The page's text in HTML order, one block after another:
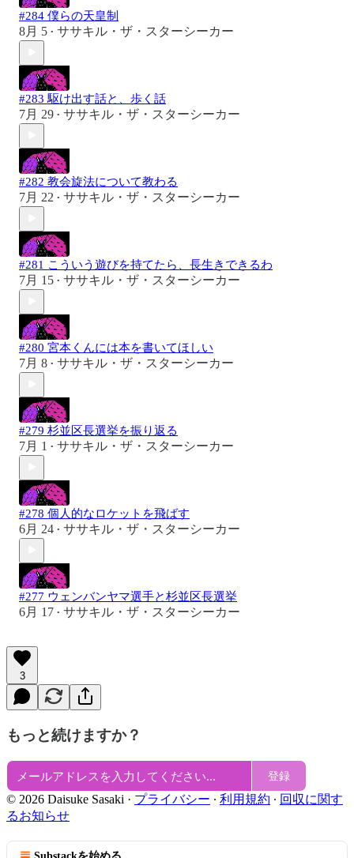
#284 僕らの天皇制
8月 5 • ササキル・ザ・スターシーカー
#283 駆け出す話と、歩く話
7月 29 • ササキル・ザ・スターシーカー
#282 教会旋法について教わる
7月 22 • ササキル・ザ・スターシーカー
#281 こういう遊びを持てたら、長生きできるわ
7月 15 • ササキル・ザ・スターシーカー
#280 宮本くんには本を書いてほしい
7月 8 • ササキル・ザ・スターシーカー
#279 杉並区長選挙を振り返る
7月 1 • ササキル・ザ・スターシーカー
#278 個人的なロケットを飛ばす
6月 24 • ササキル・ザ・スターシーカー
#277 ウェンバンヤマ選手と杉並区長選挙
6月 17 • ササキル・ザ・スターシーカー
3
もっと続けますか？
登録
© 2026 Daisuke Sasaki · プライバシー ∙ 利用規約 ∙ 回収に関す
るお知らせ